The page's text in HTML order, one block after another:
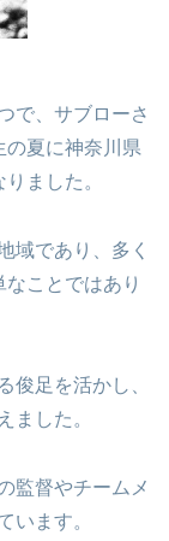
で、サブローさ
の夏に神奈川県
ました。
域であり、多く
ことではあり
俊足を活かし、
ました。
監督やチームメ
います。